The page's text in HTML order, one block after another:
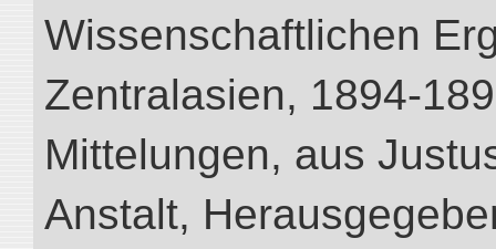
Wissenschaftlichen
Zentralasien, 1894-
Mittelungen, aus
Anstalt,